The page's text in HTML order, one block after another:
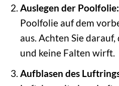
Auslegen der Poolfolie:
Poolfolie auf dem
aus. Achten Sie
und keine Falten wirft.
Aufblasen des